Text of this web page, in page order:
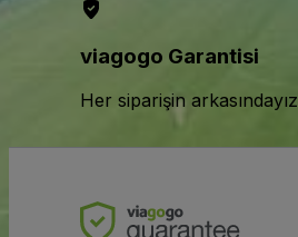
viagogo Garantisi
Her siparişin